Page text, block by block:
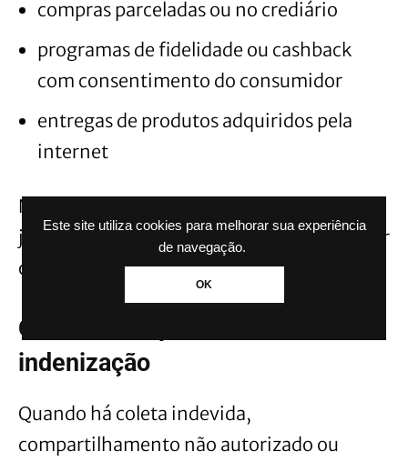
Este site utiliza cookies para melhorar sua experiência
de navegação.
OK
compras parceladas ou no crediário
programas de fidelidade ou cashback
com consentimento do consumidor
entregas de produtos adquiridos pela
internet
Nesses casos, a empresa possui uma
justificativa legal ou contratual para realizar
o tratamento dos dados pessoais.
Consumidor pode ter direito à
indenização
Quando há coleta indevida,
compartilhamento não autorizado ou